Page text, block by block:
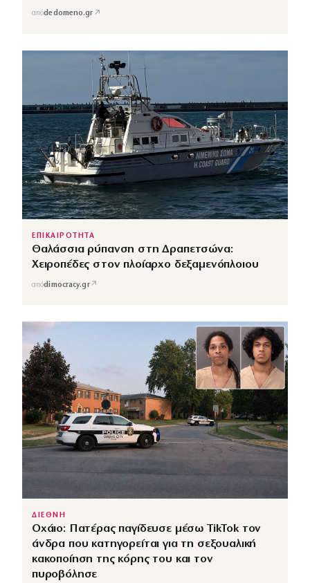
απόdedomeno.gr ↗
ΕΠΙΚΑΙΡΟΤΗΤΑ
Θαλάσσια ρύπανση στη Δραπετσώνα:
Χειροπέδες στον πλοίαρχο δεξαμενόπλοιου
απόdimocracy.gr↗
ΔΙΕΘΝΗ
Οχάιο: Πατέρας παγίδευσε μέσω TikTok τον
άνδρα που κατηγορείται για τη σεξουαλική
κακοποίηση της κόρης του και τον
πυροβόλησε